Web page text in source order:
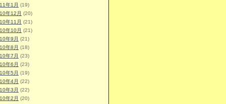
年1月 (19)
年12月 (20)
年11月 (21)
年10月 (21)
年9月 (21)
年8月 (18)
年7月 (23)
年6月 (23)
年5月 (19)
年4月 (22)
年3月 (22)
年2月 (20)